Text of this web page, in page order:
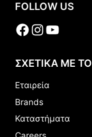
FOLLOW US
Facebook
Instagram
YouTube
ΣΧΕΤΙΚΑ ΜΕ ΤΟ
Εταιρεία
Brands
Καταστήματα